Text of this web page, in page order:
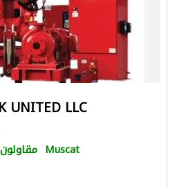
UNITED LLC
Muscat